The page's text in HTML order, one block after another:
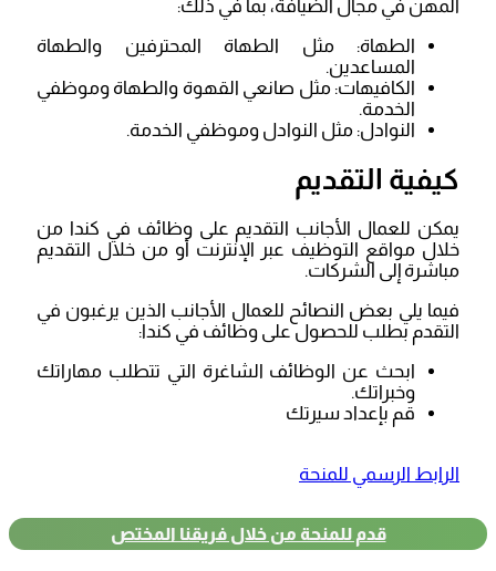
المهن في مجال الضيافة، بما في ذلك:
الطهاة: مثل الطهاة المحترفين والطهاة
المساعدين.
الكافيهات: مثل صانعي القهوة والطهاة وموظفي
الخدمة.
النوادل: مثل النوادل وموظفي الخدمة.
كيفية التقديم
يمكن للعمال الأجانب التقديم على وظائف في كندا من
خلال مواقع التوظيف عبر الإنترنت أو من خلال التقديم
مباشرة إلى الشركات.
فيما يلي بعض النصائح للعمال الأجانب الذين يرغبون في
التقدم بطلب للحصول على وظائف في كندا:
ابحث عن الوظائف الشاغرة التي تتطلب مهاراتك
وخبراتك.
قم بإعداد سيرتك
الرابط الرسمي للمنحة
قدم للمنحة من خلال فريقنا المختص